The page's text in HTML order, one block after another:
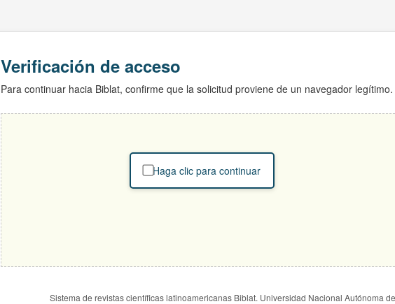
Verificación de acceso
Para continuar hacia Biblat, confirme que la solicitud proviene de un navegador legítimo.
Haga clic para continuar
Sistema de revistas científicas latinoamericanas Biblat. Universidad Nacional Autónoma